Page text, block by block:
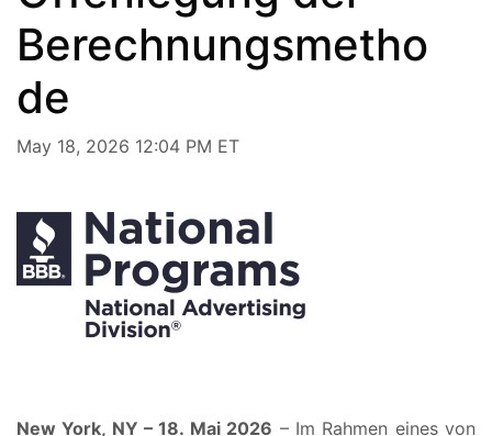
Berechnungsmetho
de
May 18, 2026 12:04 PM ET
New York, NY – 18. Mai 2026 – Im Rahmen eines von